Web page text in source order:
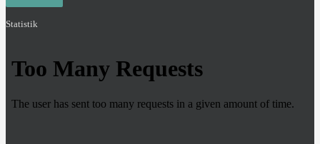
Statistik